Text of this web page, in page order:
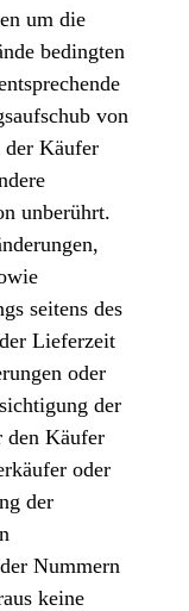
um die
bedingten
von
der Käufer
unberührt.
seitens des
Lieferzeit
oder
der
den Käufer
oder
der
Nummern
keine